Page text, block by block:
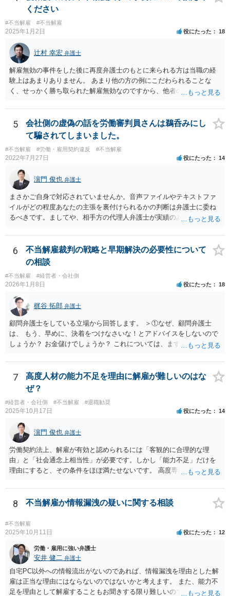
い主張で、過度に攻撃的な文章ですから、少なくとも記載する必要は
全くない事項です。 こういったことが記載された場合には、完全ス
ルーする方が印象はよいのが普通です。
ください
#不当解雇 #不当解雇
2025年1月2日 役にたった 18
辻村 幸宏 弁護士
解雇無効の事件をした後に再度弁護士のもとに来られる方は当職の経
験上はあまりありません。 あまり他の方の例にこだわられることな
く、せっかく勝ち取られた解雇無効なのですから、他者の目を気にせ
味が悪いことには変わりませんが、通常の会社であれば、法的に見て
解雇が認められなかった以上、以後の対応については注意されること
の方が多く、嫌がらせのようなことをしてさらに紛争化することは避
けると思います。正攻法で解雇が認められないことに業をにやして、
心理的な追い込みにより精神疾患による失職を狙うような会社もなき
にしもあらずですが、そのような会社であれば、いたずらに在籍して
こころをすり減らすより、経歴として有利に使って転職することも選
択肢に入れる方が建設的だと考えます。
5
会社側の虚偽の話を労働審判員さんは鵜呑みにし
て騙されてしまいました。
#不当解雇 #労働・雇用契約違反 #不当解雇
2022年7月27日 役にたった 14
濵門 俊也 弁護士
まさかご自身で対応されていませんか。音声ファイルやテキストファ
イルがどの程度あなたの主張を裏付けられるかの判断は弁護士に委ね
るべきです。ましてや、相手方の代理人弁護士が実績のある方たちな
ん。一刻も早く弁護士にご相談ください。
6
不当解雇裁判の戦略と早期解決の必要性について
の相談
#不当解雇 #経営者・会社側
2026年1月8日 役にたった 18
梶谷 拓郎 弁護士
顧問弁護士をしている立場から回答します。 ＞①なぜ、顧問弁護士
は、 もう、早めに、決着をつけなさいな！とアドバイスをしないので
しょうか？ お金儲けでしょうか？ これについては、まず基本的に顧問
件を受任して遂行します。 そしてあなたの言う「早めに、決着をつけ
なさいな！」が意味するところは、「敗訴的和解」ということです
が、それには弁護士報酬はつきませんので、弁護士は確かに儲かりま
せん。 しかし、逆に負け筋の事件をズルズルすることは、着手金を増
額してもらえるわけでもない他方で、弁護士報酬も期待できないた
め、むしろ他の事件処理ができないという意味で弁護士にも損害が増
すことはあっても、基本的に儲かることにはなりません。 控訴審で着
手金をもらうということはありますが、1回限りの関係ではなく顧問の
関係なので、あまり好ましい処理ではありません。 事件終了後、顧問
が切れる可能性があるからです。 つまり、弁護士は、儲かるためでは
なく、顧問会社のためにその意思（それこそ会社の現在及び今後の戦
略）を踏まえたうえで事件を遂行していると推測されます。 ＞②原告
は年俸が1200万円と高かったこともあり、復職を希望しております。
復職の気持ちを萎えさす意味で、ずるずると、裁判を引き延ばしてい
る作戦もあるのでしょうか？ 原告は、その年俸に執着があるというこ
からと言って復職の気持ちが萎えるということはあまりありません。
クペイに対する期待から、萎える理由はまず見当たりません。 つまり
会社も原告の取下を狙っているという作戦の問題ではなく、上記、顧
問会社の意思の問題だと思われます。 ＞反論の書面も、矛盾だらけの
反論となっており、論理破綻もしており、もうダメです。担当役員の
言葉をそのまま、文章にしたのか、一貫したストーリー性もありませ
7
高度人材の能力不足を理由に解雇が難しいのはな
ぜ？
#経営者・会社側 #不当解雇 #退職勧奨
2025年10月17日 役にたった 14
濵門 俊也 弁護士
労働契約法上、解雇が有効と認められるには「客観的に合理的な理
由」と「社会通念上相当性」が必要です。しかし「能力不足」だけを
理由にすると、その条件をほぼ満たせないです。 高度専門職であって
や配置転換などの改善措置を尽くした記録 を揃えないと、裁判所は
「合理的な解雇理由」とは認めないためです。 そのため、「能力不
足」で解雇を争われると、会社側が立証責任を果たせず、まず裁判に
勝てない（＝解雇無効と判断されやすい）のです。 ご質問者様のイメ
ージとは逆で、「高年俸・高度専門職だからこそ」、客観性・合理性
をより厳しく求められ、能力不足理由で解雇が認められるハードルは
むしろ高くなります。 中途の高度人材を能力不足で解雇するときは、
① 導入期の評価基準と実績の比較 ② 複数回にわたる注意・指導・教
育の実施 ③ 配置転換などほかの改善策の検討 などをしっかり記録し
ておかないと、解雇は無効とされる可能性が極めて高いです。
8 不当解雇か情報漏洩の疑いに関する相談
#不当解雇
2025年10月11日 役にたった 12
労働・雇用に強い弁護士
安井 健二 弁護士
自宅PC以外への情報流出がないのであれば、情報漏洩を理由とした解
雇は正当な理由にはならないのではないかと考えます。 また、能力不
足を理由として解雇することもお聞きする限り難しいのではないかと